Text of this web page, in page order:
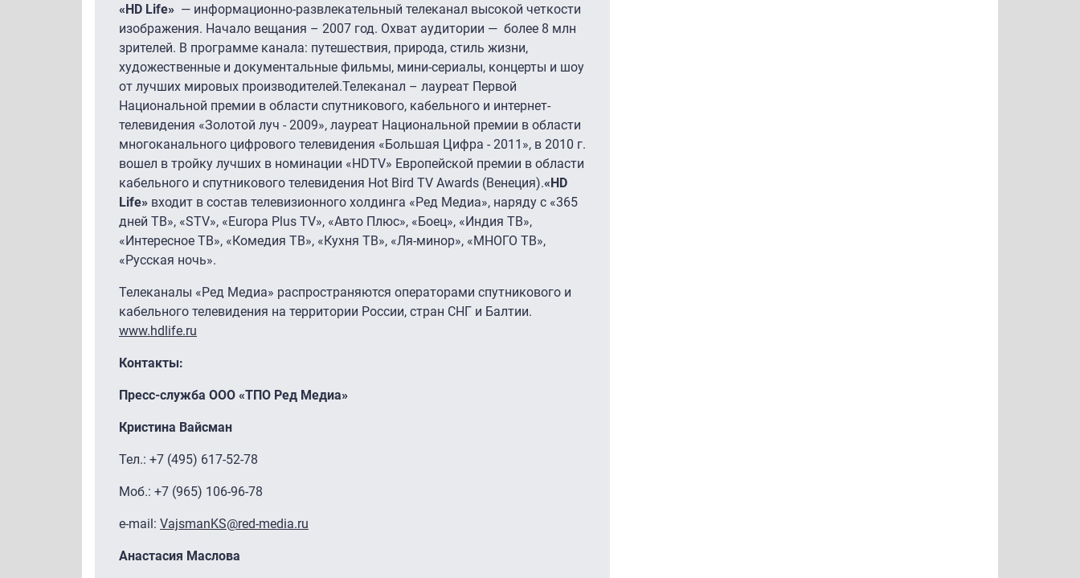
«HD Life» — информационно-развлекательный телеканал высокой четкости
изображения. Начало вещания – 2007 год. Охват аудитории — более 8 млн
зрителей. В программе канала: путешествия, природа, стиль жизни,
художественные и документальные фильмы, мини-сериалы, концерты и шоу
от лучших мировых производителей.Телеканал – лауреат Первой
Национальной премии в области спутникового, кабельного и интернет-
телевидения «Золотой луч - 2009», лауреат Национальной премии в области
многоканального цифрового телевидения «Большая Цифра - 2011», в 2010 г.
вошел в тройку лучших в номинации «HDTV» Европейской премии в области
кабельного и спутникового телевидения Hot Bird TV Awards (Венеция).«HD
Life» входит в состав телевизионного холдинга «Ред Медиа», наряду с «365
дней ТВ», «STV», «Europa Plus TV», «Авто Плюс», «Боец», «Индия ТВ»,
«Интересное ТВ», «Комедия ТВ», «Кухня ТВ», «Ля-минор», «МНОГО ТВ»,
«Русская ночь».
Телеканалы «Ред Медиа» распространяются операторами спутникового и
кабельного телевидения на территории России, стран СНГ и Балтии.
www.hdlife.ru
Контакты:
Пресс-служба ООО «ТПО Ред Медиа»
Кристина Вайсман
Тел.: +7 (495) 617-52-78
Моб.: +7 (965) 106-96-78
e-mail: VajsmanKS@red-media.ru
Анастасия Маслова